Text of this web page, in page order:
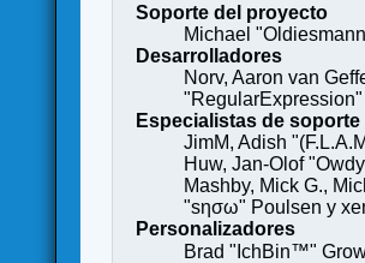
Soporte del proyecto
Michael
Desarrolladores
Norv, Aaron van
Especialistas de soporte
JimM, Adish
Huw, Jan-Olof
Mashby, Mick G.,
"sησω" Poulsen y
Personalizadores
Brad "IchBin™"